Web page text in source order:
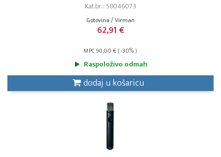
Kat.br. : 58046073
Gotovina / Virman
62,91 €
MPC 90,00 € ( -30% )
Raspoloživo odmah
dodaj u košaricu